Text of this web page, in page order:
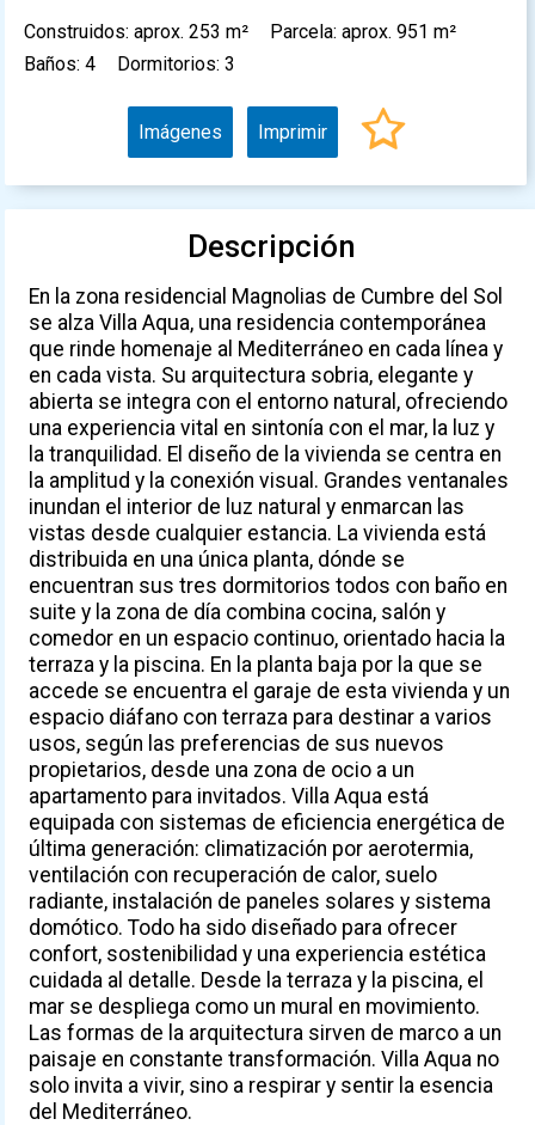
Construidos: aprox. 253 m²
Parcela: aprox. 951 m²
Baños: 4
Dormitorios: 3
Imágenes Imprimir
Descripción
En la zona residencial Magnolias de Cumbre del Sol
se alza Villa Aqua, una residencia contemporánea
que rinde homenaje al Mediterráneo en cada línea y
en cada vista. Su arquitectura sobria, elegante y
abierta se integra con el entorno natural, ofreciendo
una experiencia vital en sintonía con el mar, la luz y
la tranquilidad. El diseño de la vivienda se centra en
la amplitud y la conexión visual. Grandes ventanales
inundan el interior de luz natural y enmarcan las
vistas desde cualquier estancia. La vivienda está
distribuida en una única planta, dónde se
encuentran sus tres dormitorios todos con baño en
suite y la zona de día combina cocina, salón y
comedor en un espacio continuo, orientado hacia la
terraza y la piscina. En la planta baja por la que se
accede se encuentra el garaje de esta vivienda y un
espacio diáfano con terraza para destinar a varios
usos, según las preferencias de sus nuevos
propietarios, desde una zona de ocio a un
apartamento para invitados. Villa Aqua está
equipada con sistemas de eficiencia energética de
última generación: climatización por aerotermia,
ventilación con recuperación de calor, suelo
radiante, instalación de paneles solares y sistema
domótico. Todo ha sido diseñado para ofrecer
confort, sostenibilidad y una experiencia estética
cuidada al detalle. Desde la terraza y la piscina, el
mar se despliega como un mural en movimiento.
Las formas de la arquitectura sirven de marco a un
paisaje en constante transformación. Villa Aqua no
solo invita a vivir, sino a respirar y sentir la esencia
del Mediterráneo.